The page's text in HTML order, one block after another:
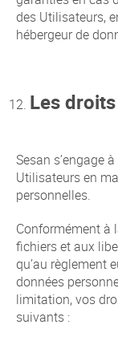
des Utilisateurs,
hébergeur de
Les
Sesan s’engage
Utilisateurs en
personnelles.
Conformément à
fichiers et aux
qu’au règlement
données
limitation, vos
suivants :